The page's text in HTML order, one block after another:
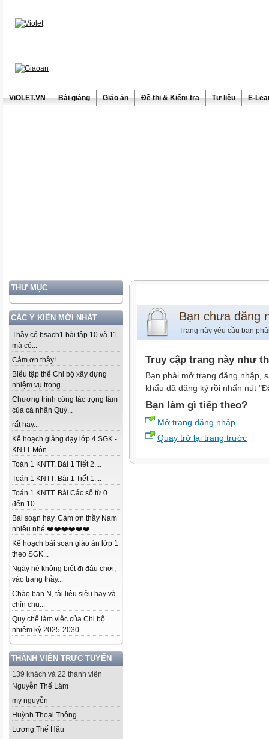
ViOLET.VN Bài giảng Giáo án Đề thi & Kiểm tra Tư liệu E-
THƯ MỤC
CÁC Ý KIẾN MỚI NHẤT
Thầy có bsach1 bài tập 10 và 11
mà có...
Cảm ơn thầy!...
Biểu tập thể Chi bộ xây dựng
nhiệm vụ trọng...
Chương trình công tác trọng tâm
của cá nhân Quý...
rất hay...
Kế hoạch giảng dạy lớp 4 SGK -
KNTT Môn...
Toán 1 KNTT. Bài 1 Tiết 2....
Toán 1 KNTT. Bài 1 Tiết 1....
Toán 1 KNTT. Bài Các số từ 0
đến 10...
Bài soạn hay. Cảm ơn thầy Nam
nhiều nhé ❤️❤️❤️❤️❤️❤️...
Kế hoạch bài soạn giáo án lớp 1
theo SGK...
Ngày hè không biết đi đâu chơi,
vào trang thầy...
Chào bạn N, tài liệu siêu hay và
chỉn chu...
Quy chế làm việc của Chi bộ
nhiệm kỳ 2025-2030...
THÀNH VIÊN TRỰC TUYẾN
139 khách và 22 thành viên
Nguyễn Thế Lâm
my nguyễn
Huỳnh Thoại Thông
Lương Thế Hậu
Bạn chưa đăng
Trang này yêu cầu bạn
Truy cập trang này như
Bạn phải mở trang đăng nhập,
khẩu đã đăng ký rồi nhấn nút
Bạn làm gì tiếp theo?
Mở trang đăng nhập
Quay trở lại trang trước